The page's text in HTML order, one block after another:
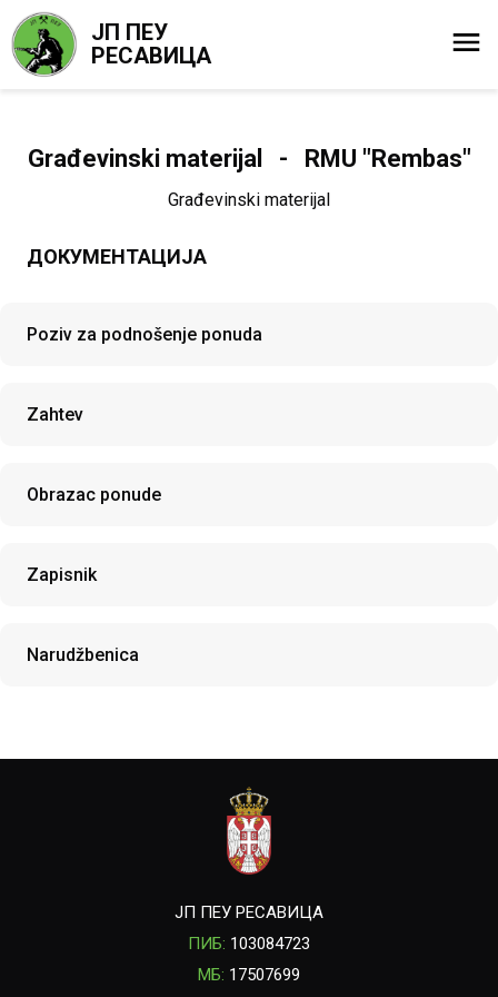
ЈП ПЕУ
РЕСАВИЦА
Građevinski materijal - RMU "Rembas"
Građevinski materijal
ДОКУМЕНТАЦИЈА
Poziv za podnošenje ponuda
Zahtev
Obrazac ponude
Zapisnik
Narudžbenica
ЈП ПЕУ РЕСАВИЦА
ПИБ: 103084723
МБ: 17507699